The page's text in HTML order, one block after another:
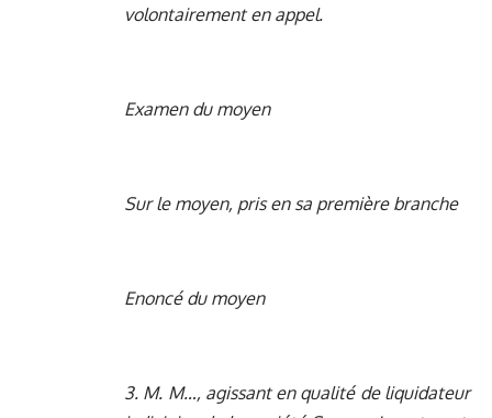
volontairement en appel.
Examen du moyen
Sur le moyen, pris en sa première branche
Enoncé du moyen
3. M. M…, agissant en qualité de liquidateur